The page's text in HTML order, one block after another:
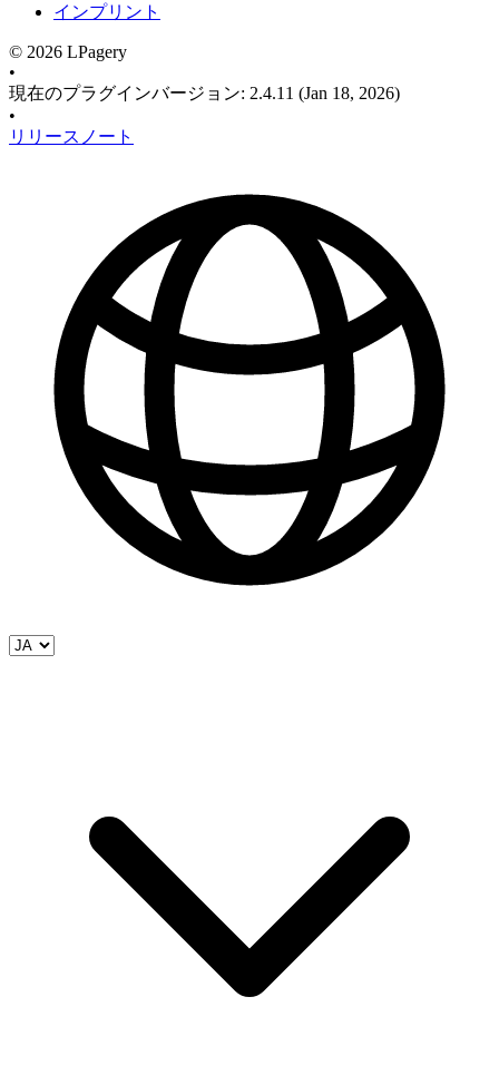
インプリント
© 2026 LPagery
•
現在のプラグインバージョン: 2.4.11 (Jan 18, 2026)
•
リリースノート